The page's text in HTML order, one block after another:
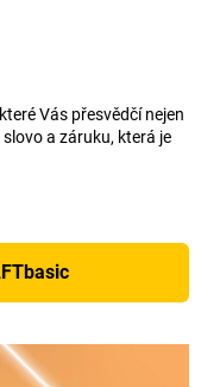
Vás přesvědčí nejen
a záruku, která je